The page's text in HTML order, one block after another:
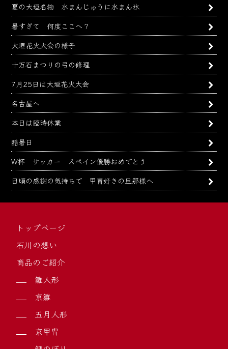
夏の大垣名物 水まんじゅうに水まん氷
暑すぎて 何度ここへ？
大垣花火大会の様子
十万石まつりの弓の修理
7月25日は大垣花火大会
名古屋へ
本日は臨時休業
酷暑日
W杯 サッカー スペイン優勝おめでとう
日頃の感謝の気持ちで 甲冑好きの旦那様へ
トップページ
石川の想い
商品のご紹介
雛人形
京雛
五月人形
京甲冑